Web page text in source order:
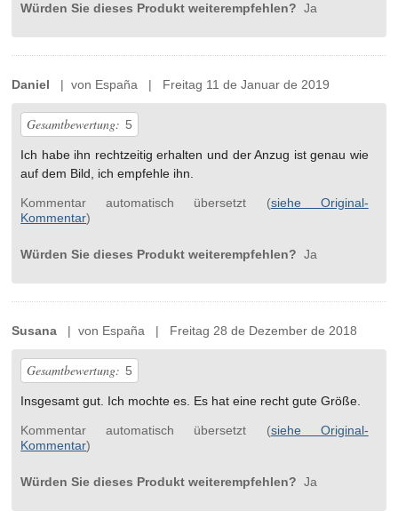
Würden Sie dieses Produkt weiterempfehlen? Ja
Daniel | von España | Freitag 11 de Januar de 2019
Gesamtbewertung: 5
Ich habe ihn rechtzeitig erhalten und der Anzug ist genau wie
auf dem Bild, ich empfehle ihn.
Kommentar automatisch übersetzt (siehe Original-
Kommentar)
Würden Sie dieses Produkt weiterempfehlen? Ja
Susana | von España | Freitag 28 de Dezember de 2018
Gesamtbewertung: 5
Insgesamt gut. Ich mochte es. Es hat eine recht gute Größe.
Kommentar automatisch übersetzt (siehe Original-
Kommentar)
Würden Sie dieses Produkt weiterempfehlen? Ja